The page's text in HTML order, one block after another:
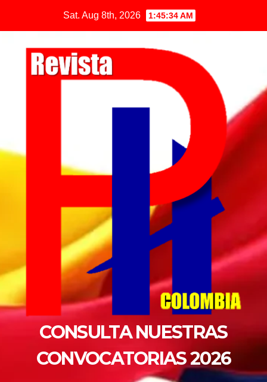
Sat. Aug 8th, 2026 1:45:34 AM
CONSULTA NUESTRAS
CONVOCATORIAS 2026